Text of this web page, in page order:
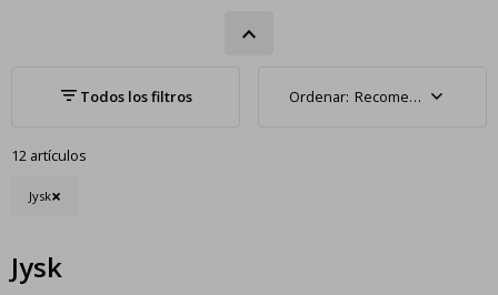
Recomendados
12 artículos
Jysk
Jysk